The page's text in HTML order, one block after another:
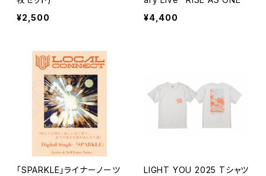
¥2,500
¥4,400
「SPARKLE」ライナーノーツ
LIGHT YOU 2025 Tシャツ